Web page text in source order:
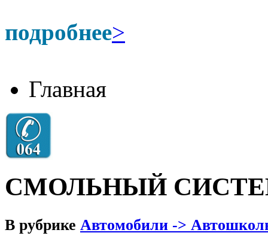
подробнее>
Главная
СМОЛЬНЫЙ
В рубрике Автомобили ->